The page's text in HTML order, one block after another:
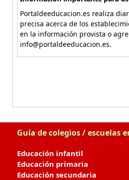
Portaldeeducacion.es realiza
precisa acerca de los
en la información provista o
info@portaldeeducacion.es.
Guía de colegios / escuelas
Educación infantil
Educación primaria
Educación secundaria